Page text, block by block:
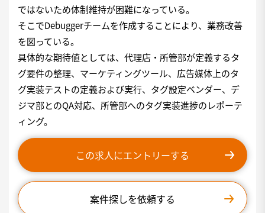
ではないため体制維持が困難になっている。
そこでDebuggerチームを作成することにより、業務改善
を図っている。
具体的な期待値としては、代理店・所管部が定義するタ
グ要件の整理、マーケティングツール、広告媒体上のタ
グ実装テストの定義および実行、タグ設定ベンダー、デ
ジマ部とのQA対応、所管部へのタグ実装進捗のレポーテ
ィング。
この求人にエントリーする
案件探しを依頼する